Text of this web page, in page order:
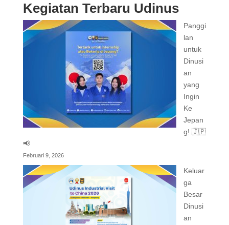
Kegiatan Terbaru Udinus
Panggi
lan
untuk
Dinusi
an
yang
Ingin
Ke
Jepan
g! 🇯🇵
📢
Februari 9, 2026
Keluar
ga
Besar
Dinusi
an